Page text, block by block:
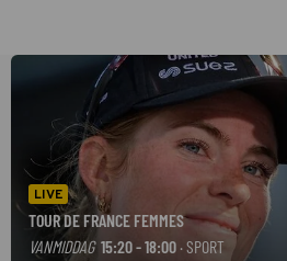
LIVE
TOUR DE FRANCE FEMMES
VANMIDDAG 15:20 - 18:00 · SPORT